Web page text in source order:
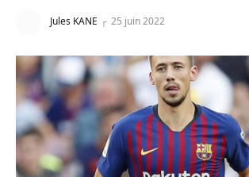
Jules KANE 25 juin 2022